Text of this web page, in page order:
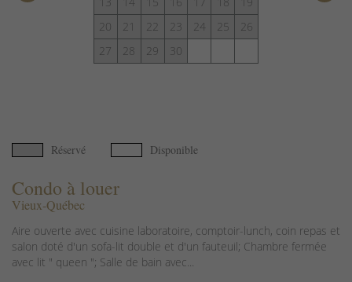
20
21 22 23 24 25
26
27
28 29 30
Réservé Disponible
Condo à louer
Vieux-Québec
Aire ouverte avec cuisine laboratoire, comptoir-lunch, coin repas et
salon doté d'un sofa-lit double et d'un fauteuil; Chambre fermée
avec lit " queen "; Salle de bain avec...